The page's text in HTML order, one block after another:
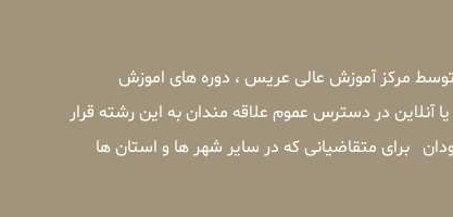
مرکز آموزش عالی عریس ، دوره های اموزش
در دسترس عموم علاقه مندان به این رشته قرار
برای متقاضیانی که در سایر شهر ها و استان ها